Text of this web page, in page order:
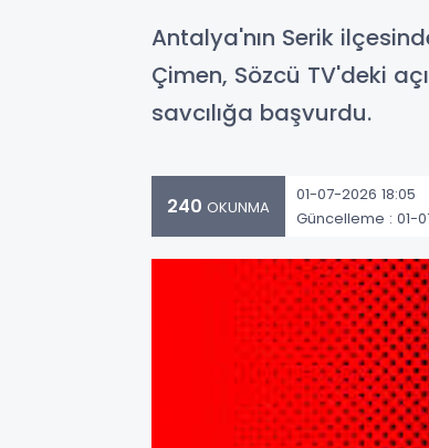
Antalya'nın Serik
Çimen, Sözcü TV'deki
savcılığa başvurdu.
240 OKUNMA
01-07-2026 18:05
Güncelleme : 01-